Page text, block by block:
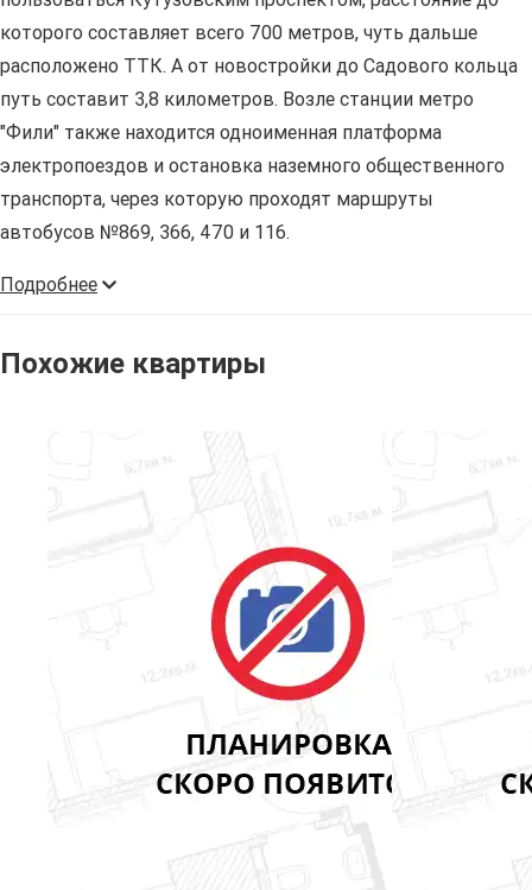
которого составляет всего 700 метров, чуть дальше
расположено ТТК. А от новостройки до Садового кольца
путь составит 3,8 километров. Возле станции метро
"Фили" также находится одноименная платформа
электропоездов и остановка наземного общественного
транспорта, через которую проходят маршруты
автобусов №869, 366, 470 и 116.
Подробнее
Похожие квартиры